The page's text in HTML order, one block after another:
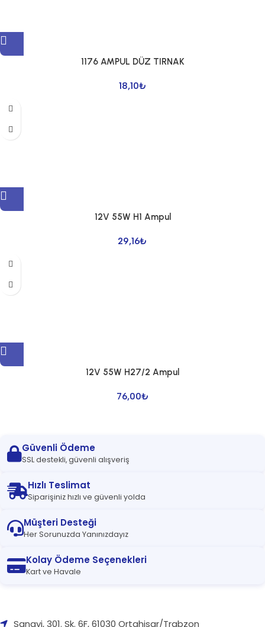
1176 AMPUL DÜZ TIRNAK
18,10₺
12V 55W H1 Ampul
29,16₺
12V 55W H27/2 Ampul
76,00₺
Güvenli Ödeme
SSL destekli, güvenli alışveriş
Hızlı Teslimat
Siparişiniz hızlı ve güvenli yolda
Müşteri Desteği
Her Sorunuzda Yanınızdayız
Kolay Ödeme Seçenekleri
Kart ve Havale
Sanayi, 301. Sk. 6F, 61030 Ortahisar/Trabzon